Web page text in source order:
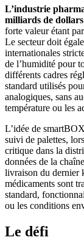
L’industrie
milliards de dollars
forte valeur étant
Le secteur doit
internationales
de l’humidité pour
différents cadres
standard utilisés
analogiques, sans
température ou les
L’idée de
suivi de palettes,
critique dans la
données de la
livraison du dernier
médicaments sont
standard,
ou les conditions
Le défi